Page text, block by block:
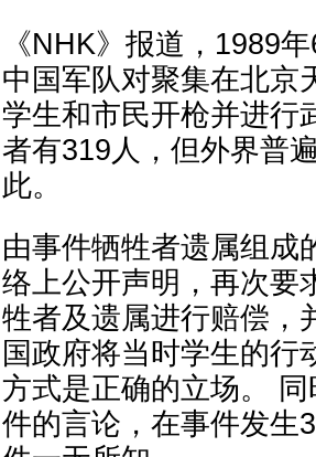
《NHK》报道，1989
中国军队对聚集在北京
学生和市民开枪并进行
者有319人，但外界普
此。
由事件牺牲者遗属组成
络上公开声明，再次要
牲者及遗属进行赔偿，
国政府将当时学生的行
方式是正确的立场。
件的言论，在事件发生